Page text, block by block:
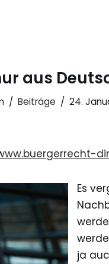
aus
Beiträge 24.
Es
ja